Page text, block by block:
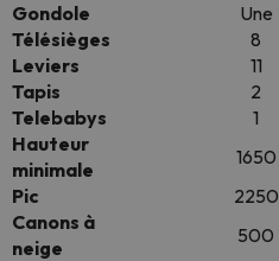
Gondole
Une
Télésièges
8
Leviers
11
Tapis
2
Telebabys
1
Hauteur
minimale
1650
Pic
2250
Canons à
neige
500